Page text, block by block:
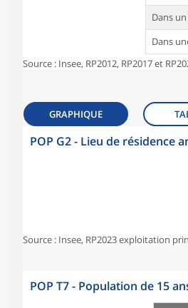
Dans
Dans
Source : Insee, RP2012, RP2017 et
GRAPHIQUE
POP G2 - Lieu de résidence
Source : Insee, RP2023 exploitation
POP T7 - Population de 15